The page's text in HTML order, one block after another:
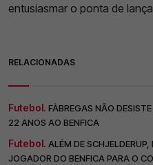
entusiasmar o ponta de
RELACIONADAS
Futebol. FÀBREGAS NÃO
22 ANOS AO BENFICA
Futebol. ALÉM DE
JOGADOR DO BENFICA PARA O